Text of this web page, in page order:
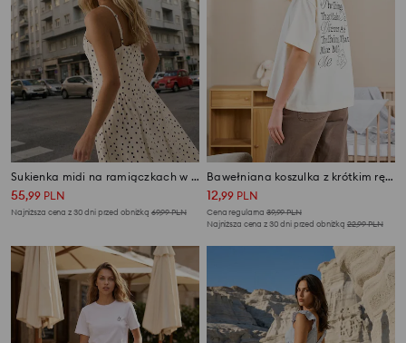
Sukienka midi na ramiączkach w kropki
55,99 PLN
Najniższa cena z 30 dni przed obniżką 69,99PLN
Bawełniana koszulka z krótkim rękawem Winnie the Pooh
12,99 PLN
Cena regularna 39,99PLN
Najniższa cena z 30 dni przed obniżką 22,99PLN